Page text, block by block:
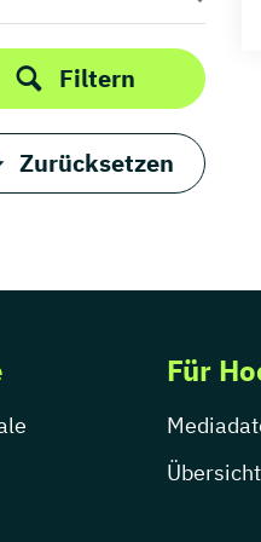
Assistance
Filtern
Zurücksetzen
Für